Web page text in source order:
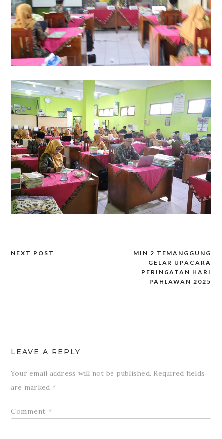
Post
MIN 2 TEMANGGUNG
GELAR UPACARA
PERINGATAN HARI
PAHLAWAN 2025
NEXT POST
LEAVE A REPLY
Your email address will not be published. Required fields
are marked *
Comment *